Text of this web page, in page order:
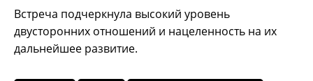
Встреча подчеркнула высокий уровень
двусторонних отношений и нацеленность на их
дальнейшее развитие.